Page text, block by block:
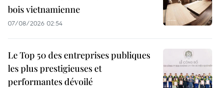
bois vietnamienne
07/08/2026 02:54
Le Top 50 des entreprises publiques
les plus prestigieuses et
performantes dévoilé